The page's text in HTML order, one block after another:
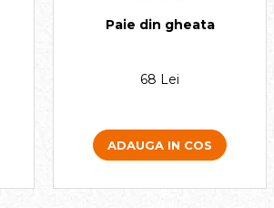
Paie din gheata
68 Lei
ADAUGA IN COS